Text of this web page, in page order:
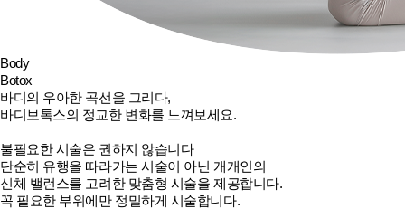
Body
Botox
바디의 우아한 곡선을 그리다,
바디보톡스의 정교한 변화를 느껴보세요.
불필요한 시술은 권하지 않습니다
단순히 유행을 따라가는 시술이 아닌 개개인의
신체 밸런스를 고려한 맞춤형 시술을 제공합니다.
꼭 필요한 부위에만 정밀하게 시술합니다.